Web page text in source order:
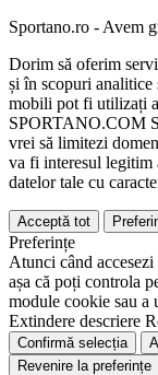
Sportano.ro - Avem
Dorim să oferim
și în scopuri analitice
mobili pot fi utilizați
SPORTANO.COM
vrei să limitezi
va fi interesul legitim
datelor tale cu
Acceptă tot
Preferințe
Atunci când
așa că poți controla
module cookie sau a
Extindere descriere
Confirmă selecția
Revenire la preferințe